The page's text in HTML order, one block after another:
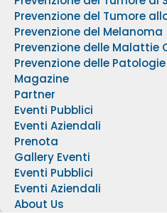
Prevenzione del Tumore
Prevenzione del Melanoma
Prevenzione delle Malattie
Prevenzione delle
Magazine
Partner
Eventi Pubblici
Eventi Aziendali
Prenota
Gallery Eventi
Eventi Pubblici
Eventi Aziendali
About Us